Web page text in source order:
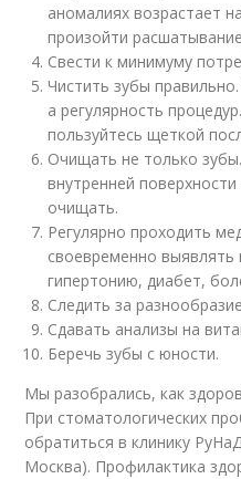
аномалиях возрастает
произойти
Свести к минимуму
Чистить зубы
а регулярность
пользуйтесь щеткой
Очищать не только
внутренней
очищать.
Регулярно проходить
своевременно выявлять
гипертонию, диабет,
Следить за
Сдавать анализы на
Беречь зубы с юности.
Мы разобрались, как
При стоматологических
обратиться в клинику
Москва). Профилактика